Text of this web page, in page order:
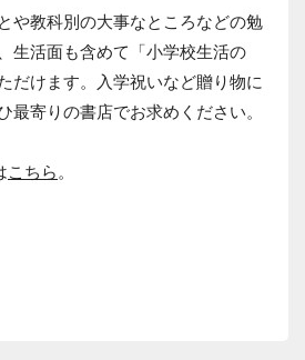
や教科別の大事なところなどの勉
生活面も含めて「小学校生活の
だけます。入学祝いなど贈り物に
最寄りの書店でお求めください。
こちら 。